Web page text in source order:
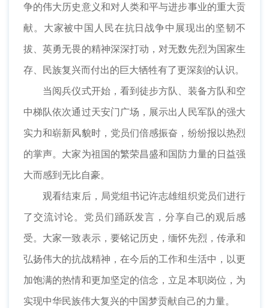
争的伟大历史意义和对人类和平与进步事业的重大贡
献。大家被中国人民在抗日战争中展现出的坚韧不
拔、英勇无畏的精神深深打动，对无数先烈为国家生
存、民族复兴而付出的巨大牺牲有了更深刻的认识。
当阅兵仪式开始，看到徒步方队、装备方队和空
中梯队依次通过天安门广场，展示出人民军队的强大
实力和崭新风貌时，党员们倍感振奋，纷纷报以热烈
的掌声。大家为祖国的繁荣昌盛和国防力量的日益强
大而感到无比自豪。
观看结束后，局党组书记许志雄组织党员们进行
了交流讨论。党员们踊跃发言，分享自己的观后感
受。大家一致表示，要铭记历史，缅怀先烈，传承和
弘扬伟大的抗战精神，在今后的工作和生活中，以更
加饱满的热情和更加坚定的信念，立足本职岗位，为
实现中华民族伟大复兴的中国梦贡献自己的力量。